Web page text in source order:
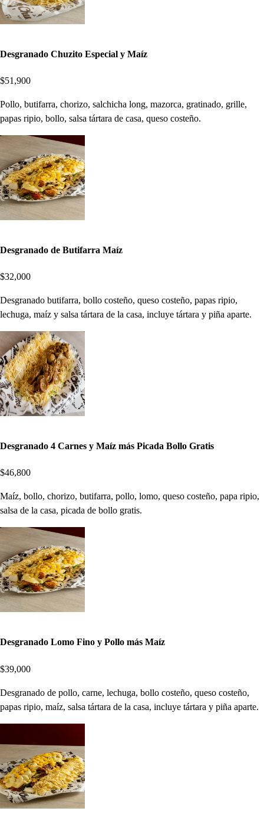
Desgranado Chuzito Especial y Maíz
$51,900
Pollo, butifarra, chorizo, salchicha long, mazorca, gratinado, grille,
papas ripio, bollo, salsa tártara de casa, queso costeño.
Desgranado de Butifarra Maíz
$32,000
Desgranado butifarra, bollo costeño, queso costeño, papas ripio,
lechuga, maíz y salsa tártara de la casa, incluye tártara y piña aparte.
Desgranado 4 Carnes y Maíz más Picada Bollo Gratis
$46,800
Maíz, bollo, chorizo, butifarra, pollo, lomo, queso costeño, papa ripio,
salsa de la casa, picada de bollo gratis.
Desgranado Lomo Fino y Pollo más Maíz
$39,000
Desgranado de pollo, carne, lechuga, bollo costeño, queso costeño,
papas ripio, maíz, salsa tártara de la casa, incluye tártara y piña aparte.